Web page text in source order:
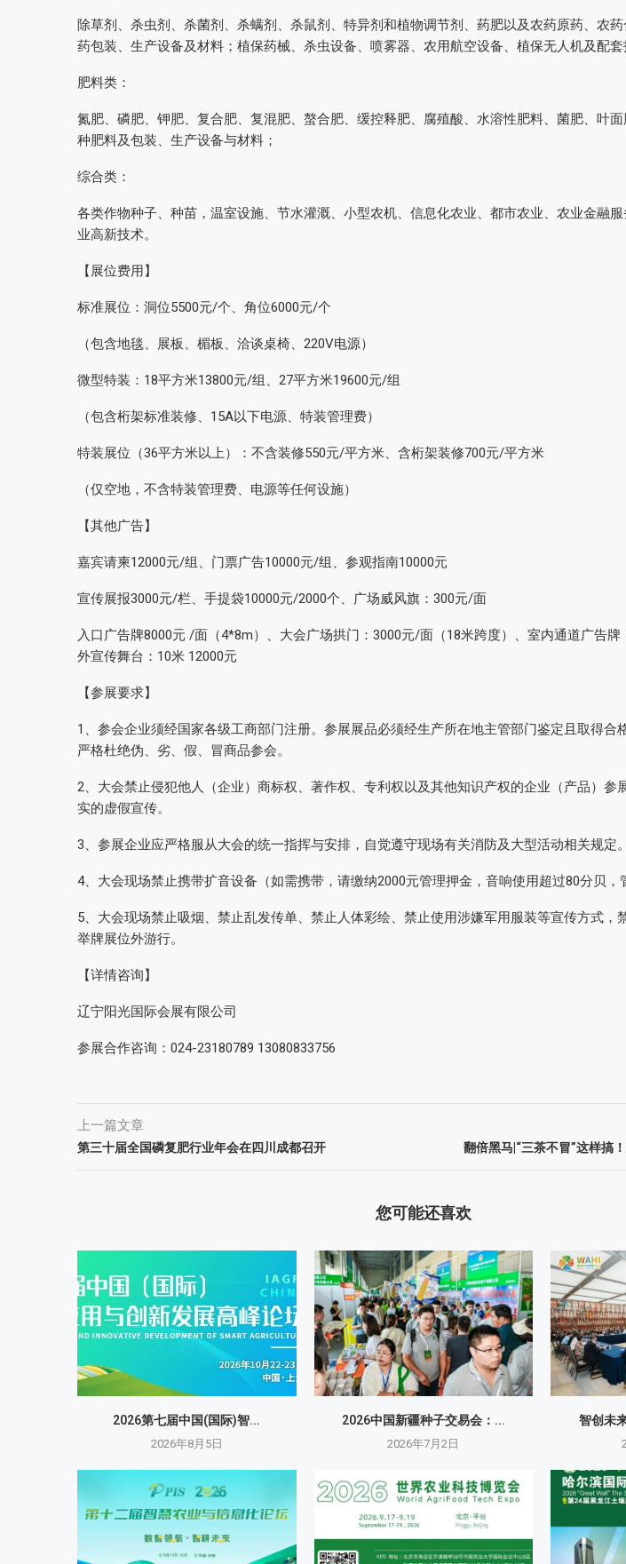
除草剂、杀虫剂、杀菌剂、杀螨剂、杀鼠剂、特异剂和植物调节剂、药肥以及农药原药、农
药包装、生产设备及材料；植保药械、杀虫设备、喷雾器、农用航空设备、植保无人机及配套
肥料类：
氮肥、磷肥、钾肥、复合肥、复混肥、螯合肥、缓控释肥、腐殖酸、水溶性肥料、菌肥、叶
种肥料及包装、生产设备与材料；
综合类：
各类作物种子、种苗，温室设施、节水灌溉、小型农机、信息化农业、都市农业、农业金融
业高新技术。
【展位费用】
标准展位：洞位5500元/个、角位6000元/个
（包含地毯、展板、楣板、洽谈桌椅、220V电源）
微型特装：18平方米13800元/组、27平方米19600元/组
（包含桁架标准装修、15A以下电源、特装管理费）
特装展位（36平方米以上）：不含装修550元/平方米、含桁架装修700元/平方米
（仅空地，不含特装管理费、电源等任何设施）
【其他广告】
嘉宾请柬12000元/组、门票广告10000元/组、参观指南10000元
宣传展报3000元/栏、手提袋10000元/2000个、广场威风旗：300元/面
入口广告牌8000元 /面（4*8m）、大会广场拱门：3000元/面（18米跨度）、室内通道广告牌
外宣传舞台：10米 12000元
【参展要求】
1、参会企业须经国家各级工商部门注册。参展展品必须经生产所在地主管部门鉴定且取得合
严格杜绝伪、劣、假、冒商品参会。
2、大会禁止侵犯他人（企业）商标权、著作权、专利权以及其他知识产权的企业（产品）参
实的虚假宣传。
3、参展企业应严格服从大会的统一指挥与安排，自觉遵守现场有关消防及大型活动相关规定。
4、大会现场禁止携带扩音设备（如需携带，请缴纳2000元管理押金，音响使用超过80分贝，
5、大会现场禁止吸烟、禁止乱发传单、禁止人体彩绘、禁止使用涉嫌军用服装等宣传方式，
举牌展位外游行。
【详情咨询】
辽宁阳光国际会展有限公司
参展合作咨询：024-23180789 13080833756
上一篇文章
第三十届全国磷复肥行业年会在四川成都召开 翻倍黑马|“三茶不冒”这样搞
您可能还喜欢
2026第七届中国(国际)智...
2026年8月5日
2026中国新疆种子交易会：...
2026年7月2日
智创未